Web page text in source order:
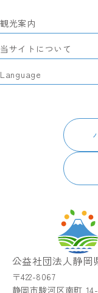
サ
イ
ト
マ
ッ
プ
観光案内
特集
モデルコース
当サイトについて
静岡県観光協会について
パンフレット・動画
Language
公益社団法人静岡
〒422-8067
静岡市駿河区南町